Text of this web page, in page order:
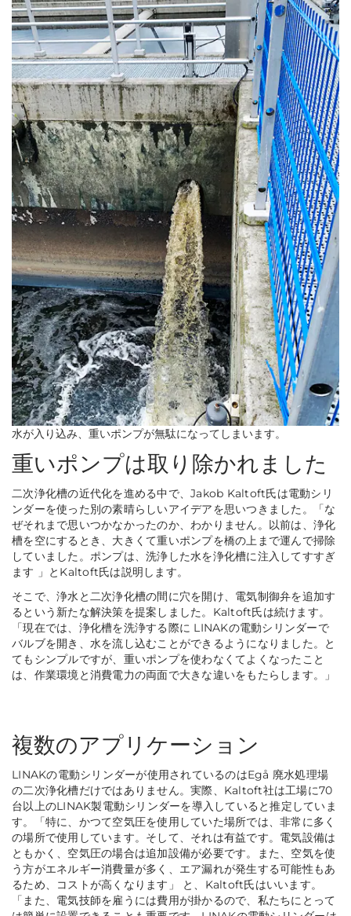
水が入り込み、重いポンプが無駄になってしまいます。
重いポンプは取り除かれました
二次浄化槽の近代化を進める中で、Jakob Kaltoft氏は電動シリ
ンダーを使った別の素晴らしいアイデアを思いつきました。
「な
ぜそれまで思いつかなかったのか、わかりません。以前は、浄化
槽を空にするとき、大きくて重いポンプを橋の上まで運んで掃除
していました。ポンプは、洗浄した水を浄化槽に注入してすすぎ
ます
」 とKaltoft氏は説明します。
そこで、浄水と二次浄化槽の間に穴を開け、電気制御弁を追加す
るという新たな解決策を提案しました。Kaltoft氏は続けます。
「現在では、浄化槽を洗浄する際に LINAKの電動シリンダーで
バルブを開き、水を流し込むことができるようになりました。と
てもシンプルですが、重いポンプを使わなくてよくなったこと
は、作業環境と消費電力の両面で大きな違いをもたらします。」
複数のアプリケーション
LINAKの電動シリンダーが使用されているのはEgå 廃水処理場
の二次浄化槽だけではありません。実際、Kaltoft社は工場に70
台以上のLINAK製電動シリンダーを導入していると推定していま
す。
「特に、かつて空気圧を使用していた場所では、非常に多く
の場所で使用しています。そして、それは有益です。電気設備は
ともかく、空気圧の場合は追加設備が必要です。また、空気を使
う方がエネルギー消費量が多く、エア漏れが発生する可能性もあ
るため、コストが高くなります」
と、Kaltoft氏はいいます。
「また、電気技師を雇うには費用が掛かるので、私たちにとって